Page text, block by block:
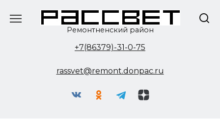
Ремонтненский район
+7(86379)-31-0-75
rassvet@remont.donpac.ru